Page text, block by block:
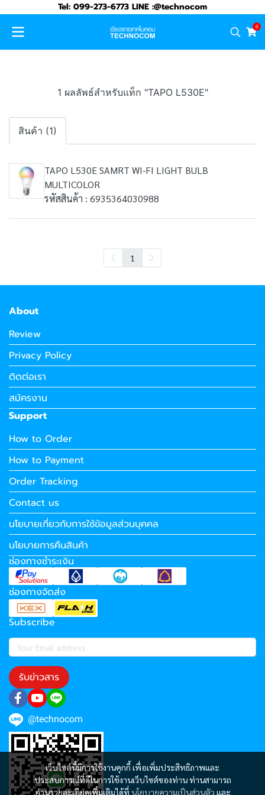
Tel: 099-273-6773 LINE :@technocom
0
1 ผลลัพธ์สำหรับแท็ก "TAPO L530E"
สินค้า (1)
TAPO L530E SAMRT WI-FI LIGHT BULB
MULTICOLOR
รหัสสินค้า : 6935364030988
1
เว็บไซต์นี้มีการใช้งานคุกกี้ เพื่อเพิ่มประสิทธิภาพและ
ประสบการณ์ที่ดีในการใช้งานเว็บไซต์ของท่าน ท่านสามารถ
อ่านรายละเอียดเพิ่มเติมได้ที่ นโยบายความเป็นส่วนตัว และ
About
Review
Privacy Policy
ติดต่อเรา
สมัครงาน
Support
How to Order
How to Payment
Order Tracking
Contact us
นโยบายเกี่ยวกับการใช้ข้อมูลส่วนบุคคล
นโยบายการคืนสินค้า
ช่องทางชำระเงิน
ช่องทางจัดส่ง
Subscribe
รับข่าวสาร
@technocom